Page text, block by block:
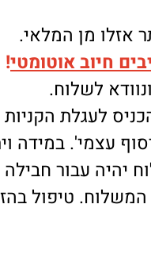
מן המלאי.
אוטומטי!
לשלוח.
לעגלת הקניות
במידה
עבור חבילה
טיפול בהזמנות